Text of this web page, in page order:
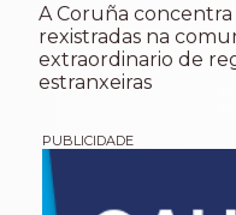
A Coruña concentra
rexistradas na
extraordinario de
estranxeiras